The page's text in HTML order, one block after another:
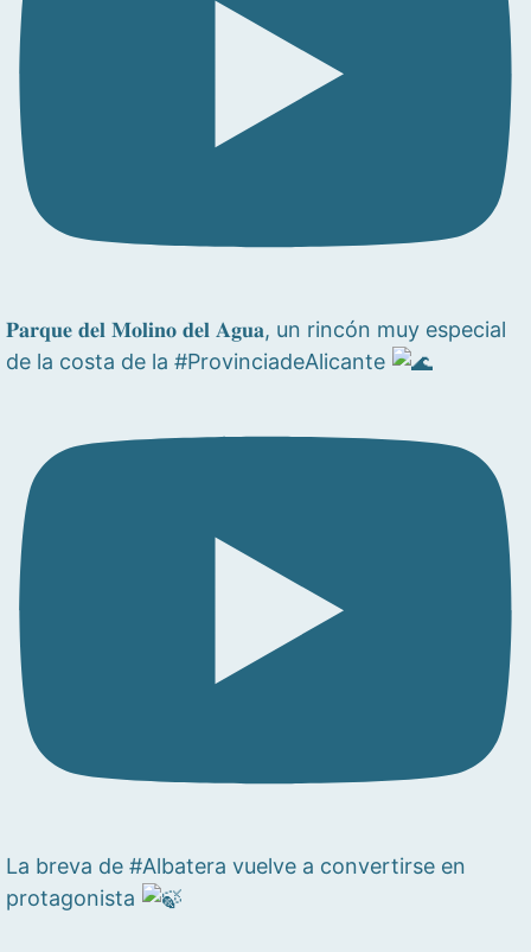
𝐏𝐚𝐫𝐪𝐮𝐞 𝐝𝐞𝐥 𝐌𝐨𝐥𝐢𝐧𝐨 𝐝𝐞𝐥 𝐀𝐠𝐮𝐚, un rincón muy especial
de la costa de la #ProvinciadeAlicante
La breva de #Albatera vuelve a convertirse en
protagonista